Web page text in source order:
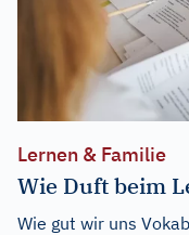
Lernen & Familie
Wie Duft beim
Wie gut wir uns